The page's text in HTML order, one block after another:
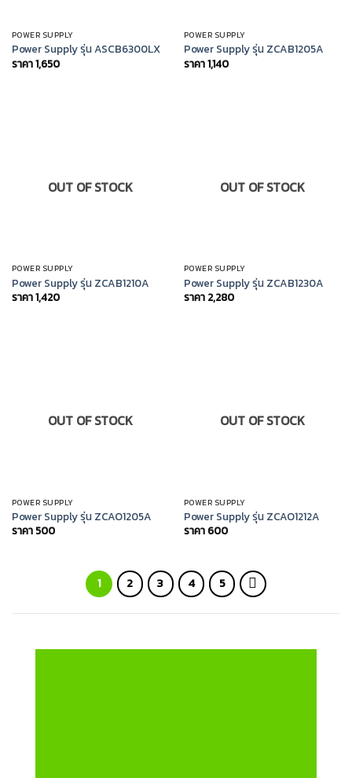
POWER SUPPLY
Power Supply รุ่น ASCB6300LX
ราคา1,650
POWER SUPPLY
Power Supply รุ่น ZCAB1205A
ราคา1,140
OUT OF STOCK
POWER SUPPLY
Power Supply รุ่น ZCAB1210A
ราคา1,420
OUT OF STOCK
POWER SUPPLY
Power Supply รุ่น ZCAB1230A
ราคา 2,280
OUT OF STOCK
POWER SUPPLY
Power Supply รุ่น ZCAO1205A
ราคา 500
OUT OF STOCK
POWER SUPPLY
Power Supply รุ่น ZCAO1212A
ราคา 600
1 2 3 4 5